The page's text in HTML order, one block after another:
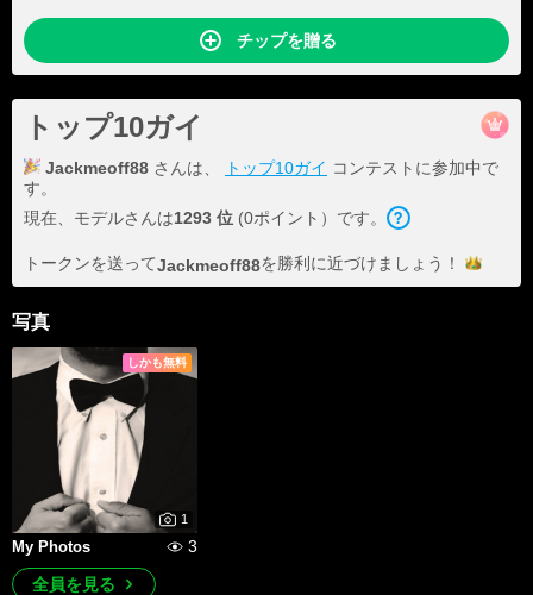
チップを贈る
トップ10ガイ
Jackmeoff88 さんは、 トップ10ガイ コンテストに参加中で
す。
現在、モデルさんは1293 位 (0ポイント）です。
トークンを送ってJackmeoff88を勝利に近づけま しょう！
写真
しかも無料
1
My Photos
3
全員を見る